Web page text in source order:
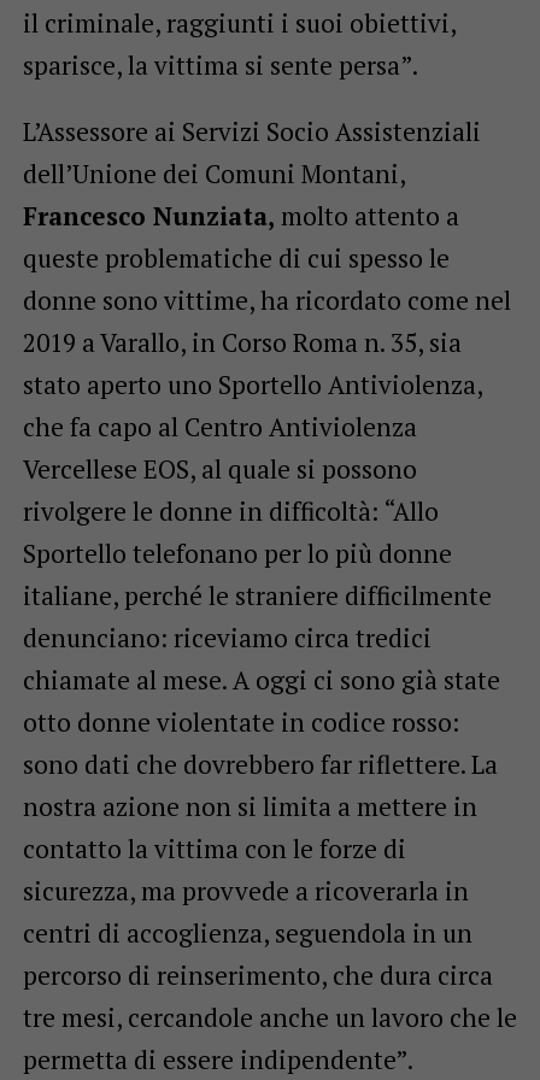
il criminale, raggiunti i suoi obiettivi,
sparisce, la vittima si sente persa”.
L’Assessore ai Servizi Socio Assistenziali
dell’Unione dei Comuni Montani,
Francesco Nunziata, molto attento a
queste problematiche di cui spesso le
donne sono vittime, ha ricordato come nel
2019 a Varallo, in Corso Roma n. 35, sia
stato aperto uno Sportello Antiviolenza,
che fa capo al Centro Antiviolenza
Vercellese EOS, al quale si possono
rivolgere le donne in difficoltà: “Allo
Sportello telefonano per lo più donne
italiane, perché le straniere difficilmente
denunciano: riceviamo circa tredici
chiamate al mese. A oggi ci sono già state
otto donne violentate in codice rosso:
sono dati che dovrebbero far riflettere. La
nostra azione non si limita a mettere in
contatto la vittima con le forze di
sicurezza, ma provvede a ricoverarla in
centri di accoglienza, seguendola in un
percorso di reinserimento, che dura circa
tre mesi, cercandole anche un lavoro che le
permetta di essere indipendente”.